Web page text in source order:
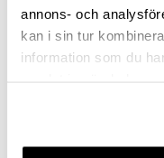
annons- och
kan i sin tur
information som du